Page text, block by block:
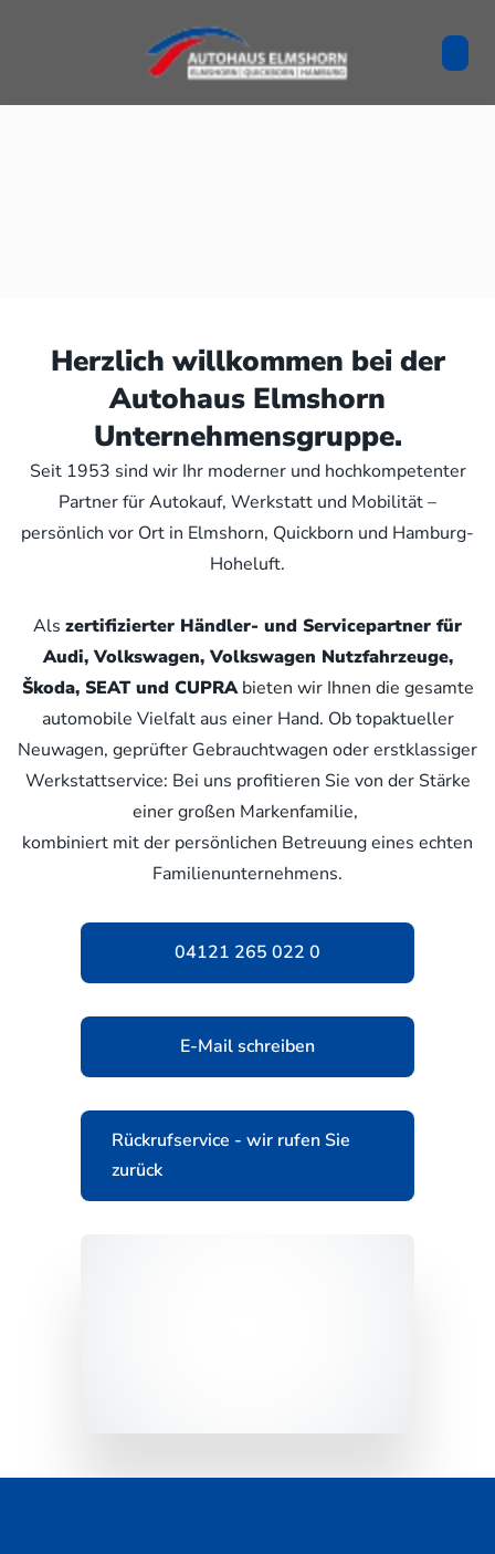
Herzlich willkommen bei der
Autohaus Elmshorn
Unternehmensgruppe.
Seit 1953 sind wir Ihr moderner und hochkompetenter
Partner für Autokauf, Werkstatt und Mobilität –
persönlich vor Ort in Elmshorn, Quickborn und Hamburg-
Hoheluft.
Als zertifizierter Händler- und Servicepartner für
Audi, Volkswagen, Volkswagen Nutzfahrzeuge,
Škoda, SEAT und CUPRAbieten wir Ihnen die gesamte
automobile Vielfalt aus einer Hand. Ob topaktueller
Neuwagen, geprüfter Gebrauchtwagen oder erstklassiger
Werkstattservice: Bei uns profitieren Sie von der Stärke
einer großen Markenfamilie,
kombiniert mit der persönlichen Betreuung eines echten
Familienunternehmens.
04121 265 022 0
E-Mail schreiben
Rückrufservice - wir rufen Sie
zurück